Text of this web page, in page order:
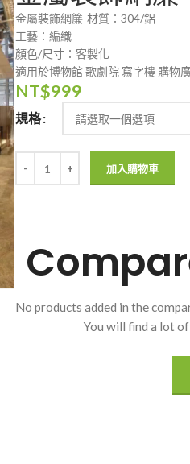
金屬裝飾網簾-材質：304/鋁
工藝：編織
顏色/尺寸：客製化
適用於博物館 歌劇院 寫字樓 購物
NT$999
規格
加入購物車
No products added in the
You will find a lot